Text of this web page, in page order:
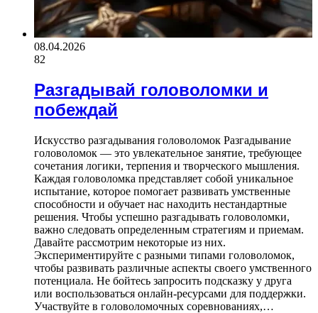
08.04.2026
82
Разгадывай головоломки и
побеждай
Искусство разгадывания головоломок Разгадывание
головоломок — это увлекательное занятие, требующее
сочетания логики, терпения и творческого мышления.
Каждая головоломка представляет собой уникальное
испытание, которое помогает развивать умственные
способности и обучает нас находить нестандартные
решения. Чтобы успешно разгадывать головоломки,
важно следовать определенным стратегиям и приемам.
Давайте рассмотрим некоторые из них.
Экспериментируйте с разными типами головоломок,
чтобы развивать различные аспекты своего умственного
потенциала. Не бойтесь запросить подсказку у друга
или воспользоваться онлайн-ресурсами для поддержки.
Участвуйте в головоломочных соревнованиях,…